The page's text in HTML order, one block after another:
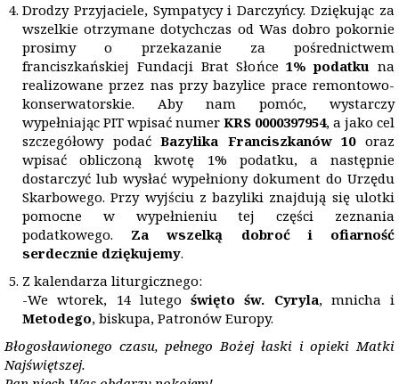
Drodzy Przyjaciele, Sympatycy i Darczyńcy. Dziękując za
wszelkie otrzymane dotychczas od Was dobro pokornie
prosimy o przekazanie za pośrednictwem
franciszkańskiej Fundacji Brat Słońce1% podatku na
realizowane przez nas przy bazylice prace remontowo-
konserwatorskie. Aby nam pomóc, wystarczy
wypełniając PIT wpisać numer KRS 0000397954, a jako cel
szczegółowy podaćBazylika Franciszkanów 10oraz
wpisać obliczoną kwotę 1% podatku, a następnie
dostarczyć lub wysłać wypełniony dokument do Urzędu
Skarbowego. Przy wyjściu z bazyliki znajdują się ulotki
pomocne w wypełnieniu tej części zeznania
podatkowego. Za wszelką dobroć i ofiarność
serdecznie dziękujemy.
Z kalendarza liturgicznego:
-We wtorek, 14 lutego święto św. Cyryla, mnicha i
Metodego, biskupa, Patronów Europy.
Błogosławionego czasu, pełnego Bożej łaski i opieki Matki
Najświętszej.